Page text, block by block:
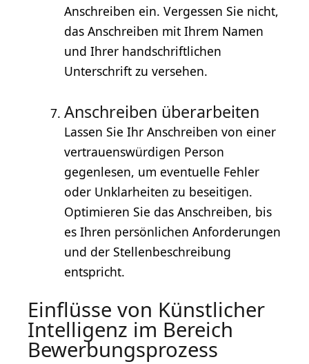
Anschreiben ein. Vergessen Sie nicht,
das Anschreiben mit Ihrem Namen
und Ihrer handschriftlichen
Unterschrift zu versehen.
Anschreiben überarbeiten
Lassen Sie Ihr Anschreiben von einer
vertrauenswürdigen Person
gegenlesen, um eventuelle Fehler
oder Unklarheiten zu beseitigen.
Optimieren Sie das Anschreiben, bis
es Ihren persönlichen Anforderungen
und der Stellenbeschreibung
entspricht.
Einflüsse von Künstlicher
Intelligenz im Bereich
Bewerbungsprozess